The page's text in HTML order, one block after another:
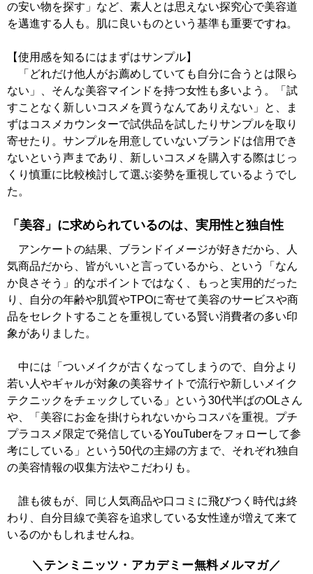
の安い物を探す」など、素人とは思えない探究心で美容道
を邁進する人も。肌に良いものという基準も重要ですね。
【使用感を知るにはまずはサンプル】
「どれだけ他人がお薦めしていても自分に合うとは限ら
ない」、そんな美容マインドを持つ女性も多いよう。「試
すことなく新しいコスメを買うなんてありえない」と、ま
ずはコスメカウンターで試供品を試したりサンプルを取り
寄せたり。サンプルを用意していないブランドは信用でき
ないという声まであり、新しいコスメを購入する際はじっ
くり慎重に比較検討して選ぶ姿勢を重視しているようでし
た。
「美容」に求められているのは、実用性と独自性
アンケートの結果、ブランドイメージが好きだから、人
気商品だから、皆がいいと言っているから、という「なん
か良さそう」的なポイントではなく、もっと実用的だった
り、自分の年齢や肌質やTPOに寄せて美容のサービスや商
品をセレクトすることを重視している賢い消費者の多い印
象がありました。
中には「ついメイクが古くなってしまうので、自分より
若い人やギャルが対象の美容サイトで流行や新しいメイク
テクニックをチェックしている」という30代半ばのOLさん
や、「美容にお金を掛けられないからコスパを重視。プチ
プラコスメ限定で発信しているYouTuberをフォローして参
考にしている」という50代の主婦の方まで、それぞれ独自
の美容情報の収集方法やこだわりも。
誰も彼もが、同じ人気商品や口コミに飛びつく時代は終
わり、自分目線で美容を追求している女性達が増えて来て
いるのかもしれませんね。
＼テンミニッツ・アカデミー無料メルマガ／